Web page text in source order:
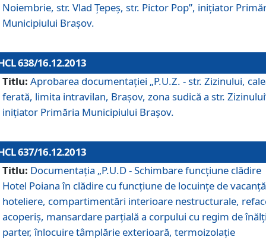
Noiembrie, str. Vlad Ţepeş, str. Pictor Pop”, iniţiator
Municipiului Braşov.
638/16.12.2013
Titlu: Aprobarea documentaţiei „P.U.Z. - str. Zizinului,
ferată, limita intravilan, Braşov, zona sudică a str.
iniţiator Primăria Municipiului Braşov.
637/16.12.2013
Titlu: Documentaţia „P.U.D - Schimbare funcţiune clădire
Hotel Poiana în clădire cu funcţiune de locuinţe de
hoteliere, compartimentări interioare nestructurale,
acoperiş, mansardare parţială a corpului cu regim de
parter, înlocuire tâmplărie exterioară, termoizolaţie